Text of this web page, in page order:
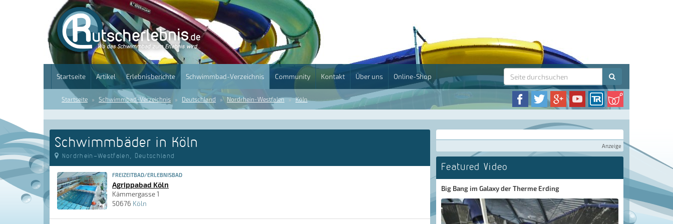
Startseite Artikel Erlebnisberichte Schwimmbad-Verzeichnis Community Kontakt Über uns Online-Shop
Startseite Schwimmbad-Verzeichnis Deutschland Nordrhein-Westfalen Köln
Schwimmbäder in Köln
Nordrhein-Westfalen, Deutschland
FREIZEITBAD/ERLEBNISBAD
Agrippabad Köln
Kämmergasse 1
50676 Köln
Anzeige
Featured Video
Big Bang im Galaxy der Therme Erding